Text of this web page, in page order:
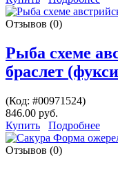
Отзывов (0)
Рыба схеме
браслет
(Код: #00971524)
846.00 руб.
Купить
Подробнее
Отзывов (0)